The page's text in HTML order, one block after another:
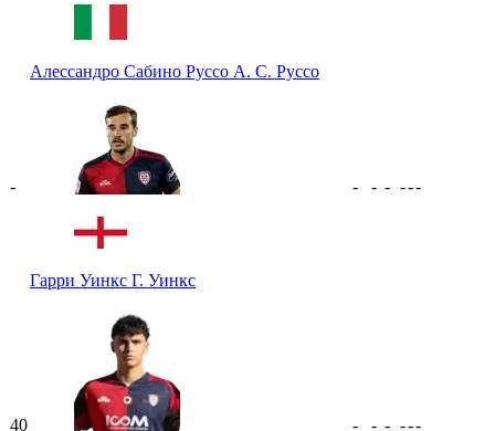
Алессандро Сабино Руссо А. С. Руссо
-
Гарри Уинкс Г. Уинкс
- - - ---
40 - - - ---